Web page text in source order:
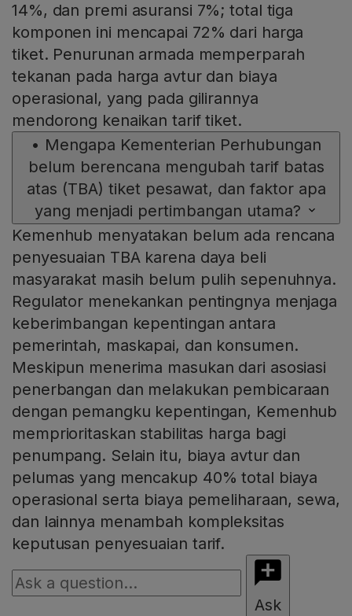
14%, dan premi asuransi 7%; total tiga
komponen ini mencapai 72% dari harga
tiket. Penurunan armada memperparah
tekanan pada harga avtur dan biaya
operasional, yang pada gilirannya
mendorong kenaikan tarif tiket.
• Mengapa Kementerian Perhubungan
belum berencana mengubah tarif batas
atas (TBA) tiket pesawat, dan faktor apa
yang menjadi pertimbangan utama?
Kemenhub menyatakan belum ada rencana
penyesuaian TBA karena daya beli
masyarakat masih belum pulih sepenuhnya.
Regulator menekankan pentingnya menjaga
keberimbangan kepentingan antara
pemerintah, maskapai, dan konsumen.
Meskipun menerima masukan dari asosiasi
penerbangan dan melakukan pembicaraan
dengan pemangku kepentingan, Kemenhub
memprioritaskan stabilitas harga bagi
penumpang. Selain itu, biaya avtur dan
pelumas yang mencakup 40% total biaya
operasional serta biaya pemeliharaan, sewa,
dan lainnya menambah kompleksitas
keputusan penyesuaian tarif.
Ask